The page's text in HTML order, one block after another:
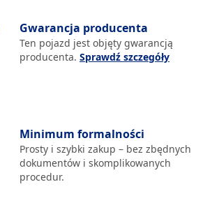
Gwarancja producenta
Ten pojazd jest objęty gwarancją
producenta. Sprawdź szczegóły
Minimum formalności
Prosty i szybki zakup – bez zbędnych
dokumentów i skomplikowanych
procedur.